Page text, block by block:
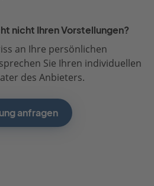
nicht Ihren Vorstellungen?
an Ihre persönlichen
Sie Ihren individuellen
des Anbieters.
anfragen